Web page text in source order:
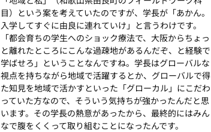
目）という案を考えていたのですが、学長が「あかん。
入学してすぐに由良に連れていけ」と言うわけです。
「都会育ちの学生へのショック療法で、大阪からちょっ
と離れたところにこんな過疎地があるんだぞ、と経験で
学ばせろ」ということなんですね。学長はグローバルな
視点を持ちながら地域で活躍するとか、グローバルで得
た知見を地域で活かすといった「グローカル」にこだわ
っていた方なので、そういう気持ちが強かったんだと思
います。その学長の熱意があったから、最終的にはみん
なで腹をくくって取り組むことになったんです。